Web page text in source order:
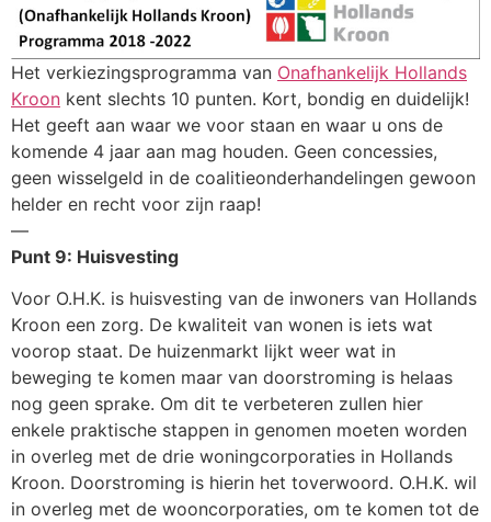
Het verkiezingsprogramma van Onafhankelijk Hollands
Kroon kent slechts 10 punten. Kort, bondig en duidelijk!
Het geeft aan waar we voor staan en waar u ons de
komende 4 jaar aan mag houden. Geen concessies,
geen wisselgeld in de coalitieonderhandelingen gewoon
helder en recht voor zijn raap!
—
Punt 9: Huisvesting
Voor O.H.K. is huisvesting van de inwoners van Hollands
Kroon een zorg. De kwaliteit van wonen is iets wat
voorop staat. De huizenmarkt lijkt weer wat in
beweging te komen maar van doorstroming is helaas
nog geen sprake. Om dit te verbeteren zullen hier
enkele praktische stappen in genomen moeten worden
in overleg met de drie woningcorporaties in Hollands
Kroon. Doorstroming is hierin het toverwoord. O.H.K. wil
in overleg met de wooncorporaties, om te komen tot de